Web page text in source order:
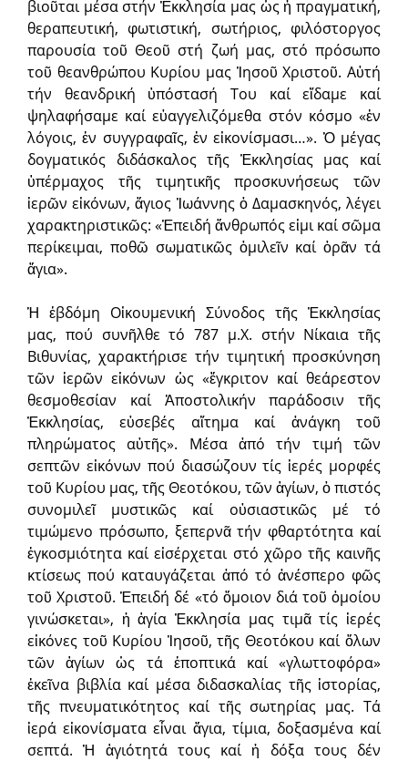
βιοῦται μέσα στήν Ἐκκλησία μας ὡς ἡ πραγματική,
θεραπευτική, φωτιστική, σωτήριος, φιλόστοργος
παρουσία τοῦ Θεοῦ στή ζωή μας, στό πρόσωπο
τοῦ θεανθρώπου Κυρίου μας Ἰησοῦ Χριστοῦ. Αὐτή
τήν θεανδρική ὑπόστασή Του καί εἴδαμε καί
ψηλαφήσαμε καί εὐαγγελιζόμεθα στόν κόσμο «ἐν
λόγοις, ἐν συγγραφαῖς, ἐν εἰκονίσμασι…». Ὁ μέγας
δογματικός διδάσκαλος τῆς Ἐκκλησίας μας καί
ὑπέρμαχος τῆς τιμητικῆς προσκυνήσεως τῶν
ἱερῶν εἰκόνων, ἅγιος Ἰωάννης ὁ Δαμασκηνός, λέγει
χαρακτηριστικῶς: «Ἐπειδή ἄνθρωπός εἰμι καί σῶμα
περίκειμαι, ποθῶ σωματικῶς ὁμιλεῖν καί ὁρᾶν τά
ἅγια».
Ἡ ἑβδόμη Οἰκουμενική Σύνοδος τῆς Ἐκκλησίας
μας, πού συνῆλθε τό 787 μ.Χ. στήν Νίκαια τῆς
Βιθυνίας, χαρακτήρισε τήν τιμητική προσκύνηση
τῶν ἱερῶν εἰκόνων ὡς «ἔγκριτον καί θεάρεστον
θεσμοθεσίαν καί Ἀποστολικήν παράδοσιν τῆς
Ἐκκλησίας, εὐσεβές αἴτημα καί ἀνάγκη τοῦ
πληρώματος αὐτῆς». Μέσα ἀπό τήν τιμή τῶν
σεπτῶν εἰκόνων πού διασώζουν τίς ἱερές μορφές
τοῦ Κυρίου μας, τῆς Θεοτόκου, τῶν ἁγίων, ὁ πιστός
συνομιλεῖ μυστικῶς καί οὐσιαστικῶς μέ τό
τιμώμενο πρόσωπο, ξεπερνᾶ τήν φθαρτότητα καί
ἐγκοσμιότητα καί εἰσέρχεται στό χῶρο τῆς καινῆς
κτίσεως πού καταυγάζεται ἀπό τό ἀνέσπερο φῶς
τοῦ Χριστοῦ. Ἐπειδή δέ «τό ὅμοιον διά τοῦ ὁμοίου
γινώσκεται», ἡ ἁγία Ἐκκλησία μας τιμᾶ τίς ἱερές
εἰκόνες τοῦ Κυρίου Ἰησοῦ, τῆς Θεοτόκου καί ὅλων
τῶν ἁγίων ὡς τά ἐποπτικά καί «γλωττοφόρα»
ἐκεῖνα βιβλία καί μέσα διδασκαλίας τῆς ἱστορίας,
τῆς πνευματικότητος καί τῆς σωτηρίας μας. Τά
ἱερά εἰκονίσματα εἶναι ἅγια, τίμια, δοξασμένα καί
σεπτά. Ἡ ἁγιότητά τους καί ἡ δόξα τους δέν